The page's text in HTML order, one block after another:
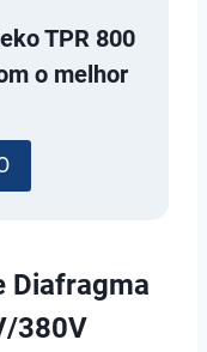
TPR 800
o melhor
Diafragma
380V